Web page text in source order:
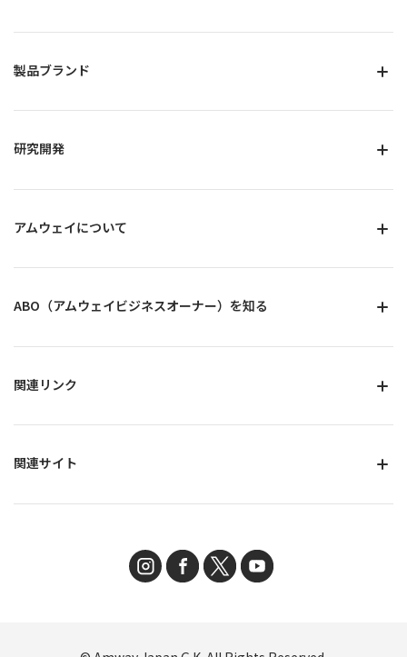
製品ブランド
研究開発
アムウェイについて
ABO（アムウェイビジネスオーナー）を知る
関連リンク
関連サイト